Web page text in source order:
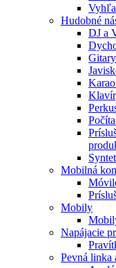
Hudobné
DJ a
Mobilná
Mobily
Napájacie
Pevná linka